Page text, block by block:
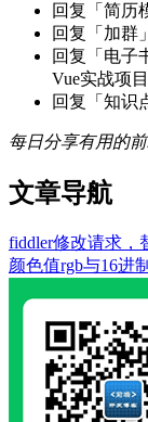
回复「简历
回复「加群
回复「电子
Vue实战项
回复「知识
每日分享有用的
文章导航
fiddler修改请求，
颜色值rgb与16进